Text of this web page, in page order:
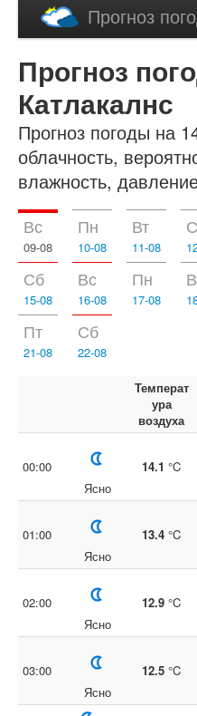
Прогноз
English
Прогноз
Катлакалнс
Прогноз погоды на
облачность,
влажность,
Вс
09-08
Пн
10-08
Вт
11-08
Сб
15-08
Вс
16-08
Пн
17-08
Пт
21-08
Сб
22-08
Температ
ура
воздуха
00:00
Ясно
14.1 °C
01:00
Ясно
13.4 °C
02:00
Ясно
12.9 °C
03:00
Ясно
12.5 °C